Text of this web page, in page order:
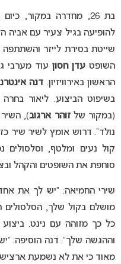
בת 26, מחדרה במקור,
שייטת בסירת לייזר והשתתפה
השופט עדן חסוןעוד מערבי
הראשון באירוויזיון. דנה
בשיפוט הביצוע. ליאור
(במקור של זוהר ארגוב), השיר
נולד”. דרוש אומץ לשיר שיר
קול נעים ומלטף, וסלסולים
סוחפת את השופטים והקהל
שירי החמיאה: “יש לך את
מושלם בקול שלך, הסלסולים
כל כך מזוהה עם נינט.
וההגשה שלך”. דנה הוסיפה: “יש
מאוד כי את לא נשמעת